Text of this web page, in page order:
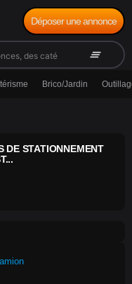
clear_all
Déposer une annonce
Brico/Jardin
DE STATIONNEMENT